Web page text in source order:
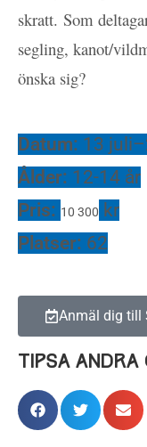
skratt. Som
segling, kanot/
önska sig?
Datum: 13
Ålder: 12-14 år
Pris: 10 300 kr
Platser: 62
Anmäl dig till
TIPSA ANDRA